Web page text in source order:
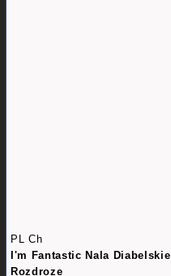
PL Ch
I'm Fantastic Nala Diabelskie
Rozdroze